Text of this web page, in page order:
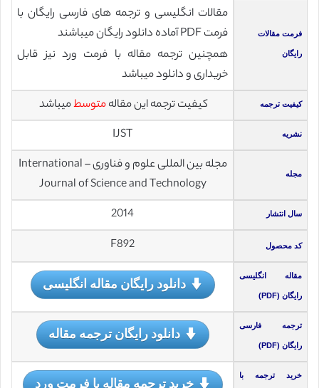
فرمت مقالات
رایگان
مقالات انگلیسی و ترجمه های فارسی رایگان با
فرمت PDF آماده دانلود رایگان میباشند
همچنین ترجمه مقاله با فرمت ورد نیز قابل
خریداری و دانلود میباشد
کیفیت ترجمه کیفیت ترجمه این مقالهمتوسطمیباشد
نشریه IJST
مجله
مجله بین المللی علوم و فناوری – International
Journal of Science and Technology
سال انتشار 2014
کد محصول F892
مقاله انگلیسی
رایگان (PDF)
دانلود رایگان مقاله انگلیسی
ترجمه فارسی
رایگان (PDF)
دانلود رایگان ترجمه مقاله
خرید ترجمه با خرید ترجمه مقاله با فرمت ورد